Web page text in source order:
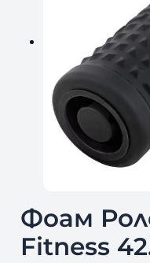
Фоам
Fitness